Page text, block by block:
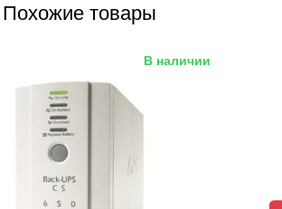
Похожие товары
В наличии